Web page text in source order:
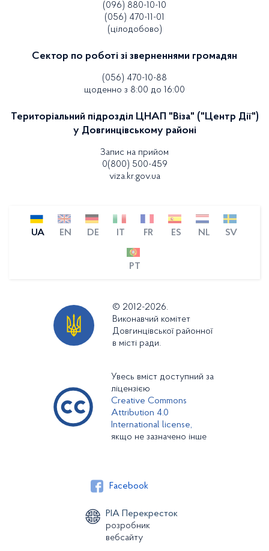
(096) 880-10-10
(056) 470-11-01
(цілодобово)
Сектор по роботі зі зверненнями громадян
(056) 470-10-88
щоденно з 8:00 до 16:00
Територіальний підрозділ ЦНАП "Віза" ("Центр Дії")
у Довгинцівському районі
Запис на прийом
0(800) 500-459
viza.kr.gov.ua
UA EN DE IT FR ES NL SV
PT
© 2012-2026.
Виконавчий комітет
Довгинцівської районної
в місті ради.
Увесь вміст доступний за
ліцензією
Creative Commons
Attribution 4.0
International license,
якщо не зазначено інше
Facebook
РІА Перекресток
розробник
вебсайту